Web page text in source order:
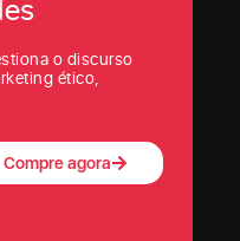
o discurso
ético,
Compre agora